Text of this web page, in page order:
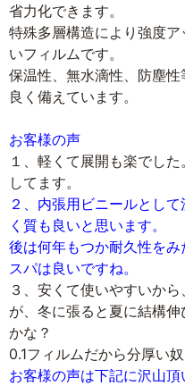
省力化できます。
特殊多層構造により強度
いフィルムです。
保温性、無水滴性、防塵
良く備えています。
お客様の声
１、軽くて展開も楽でし
してます。
２、内張用ビニールとし
く質も良いと思います。
後は何年もつか耐久性を
スパは良いですね。
３、安くて使いやすいから
が、冬に張ると夏に結構
かな？
0.1フィルムだから分厚い
お客様の声は下記に沢山